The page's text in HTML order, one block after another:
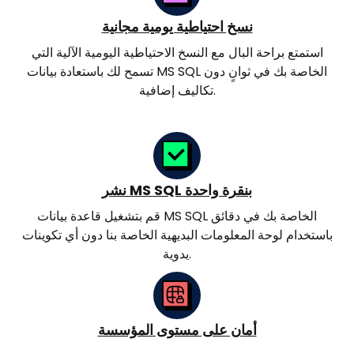
نسخ احتياطية يومية مجانية
استمتع براحة البال مع النسخ الاحتياطية اليومية الآلية التي
تسمح لك باستعادة بيانات MS SQL الخاصة بك في ثوانٍ دون
تكاليف إضافية.
نشر MS SQL بنقرة واحدة
قم بتشغيل قاعدة بيانات MS SQL الخاصة بك في دقائق
باستخدام لوحة المعلومات البديهية الخاصة بنا دون أي تكوينات
يدوية.
أمان على مستوى المؤسسة